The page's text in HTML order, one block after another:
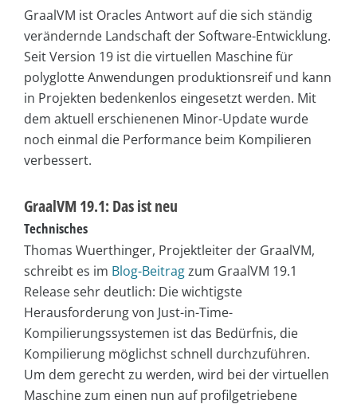
GraalVM ist Oracles Antwort auf die sich ständig
verändernde Landschaft der Software-Entwicklung.
Seit Version 19 ist die virtuellen Maschine für
polyglotte Anwendungen produktionsreif und kann
in Projekten bedenkenlos eingesetzt werden. Mit
dem aktuell erschienenen Minor-Update wurde
noch einmal die Performance beim Kompilieren
verbessert.
GraalVM 19.1: Das ist neu
Technisches
Thomas Wuerthinger, Projektleiter der GraalVM,
schreibt es im Blog-Beitragzum GraalVM 19.1
Release sehr deutlich: Die wichtigste
Herausforderung von Just-in-Time-
Kompilierungssystemen ist das Bedürfnis, die
Kompilierung möglichst schnell durchzuführen.
Um dem gerecht zu werden, wird bei der virtuellen
Maschine zum einen nun auf profilgetriebene